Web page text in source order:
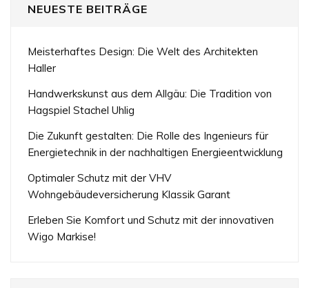
NEUESTE BEITRÄGE
Meisterhaftes Design: Die Welt des Architekten
Haller
Handwerkskunst aus dem Allgäu: Die Tradition von
Hagspiel Stachel Uhlig
Die Zukunft gestalten: Die Rolle des Ingenieurs für
Energietechnik in der nachhaltigen Energieentwicklung
Optimaler Schutz mit der VHV
Wohngebäudeversicherung Klassik Garant
Erleben Sie Komfort und Schutz mit der innovativen
Wigo Markise!